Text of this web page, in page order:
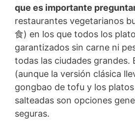
que es importante
restaurantes vegetarianos
食) en los que todos los
garantizados sin carne ni
todas las ciudades grandes.
(aunque la versión clásica
gongbao de tofu y los
salteadas son opciones
seguras.